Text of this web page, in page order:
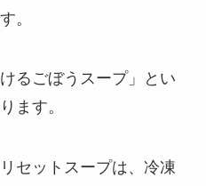
。
るごぼうスープ」とい
ます。
セットスープは、冷凍